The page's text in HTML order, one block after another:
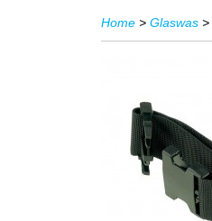
Home > Glaswas >